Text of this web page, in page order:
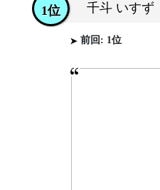
千斗 いすず
1位
前回: 1位